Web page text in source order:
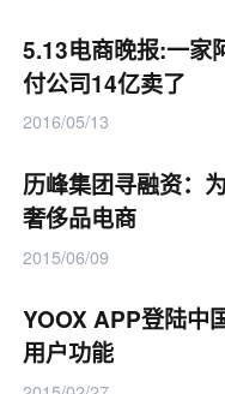
5.13电商晚报:一家
付公司14亿卖了
2016/05/13
历峰集团寻融资：
奢侈品电商
2015/06/09
YOOX APP登陆中
用户功能